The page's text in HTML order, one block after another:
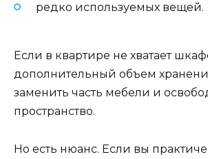
редко используемых вещей.
Если в квартире не хватает
дополнительный объем
заменить часть мебели и
пространство.
Но есть нюанс. Если вы